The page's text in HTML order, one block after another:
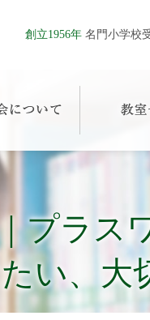
創立1956年 名門小学校
プラス
い、大